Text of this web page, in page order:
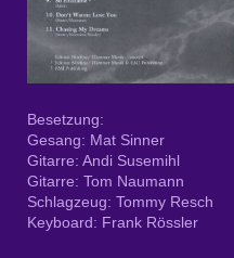
Besetzung:
Gesang: Mat Sinner
Gitarre: Andi Susemihl
Gitarre: Tom Naumann
Schlagzeug: Tommy Resch
Keyboard: Frank Rössler